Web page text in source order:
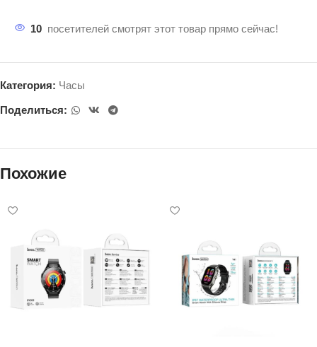
10 посетителей смотрят этот товар прямо сейчас!
Категория: Часы
Поделиться:
Похожие